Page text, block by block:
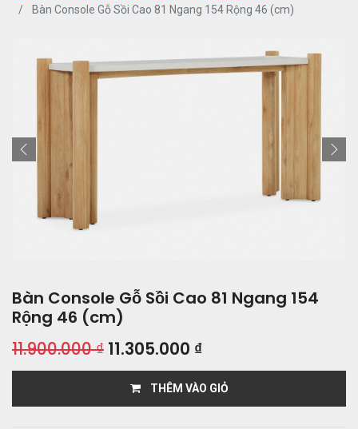
Bàn Console Gỗ Sồi Cao 81 Ngang 154 Rộng 46 (cm)
Bàn Console Gỗ Sồi Cao 81 Ngang 154
Rộng 46 (cm)
11.900.000₫ 11.305.000 ₫
THÊM VÀO GIỎ